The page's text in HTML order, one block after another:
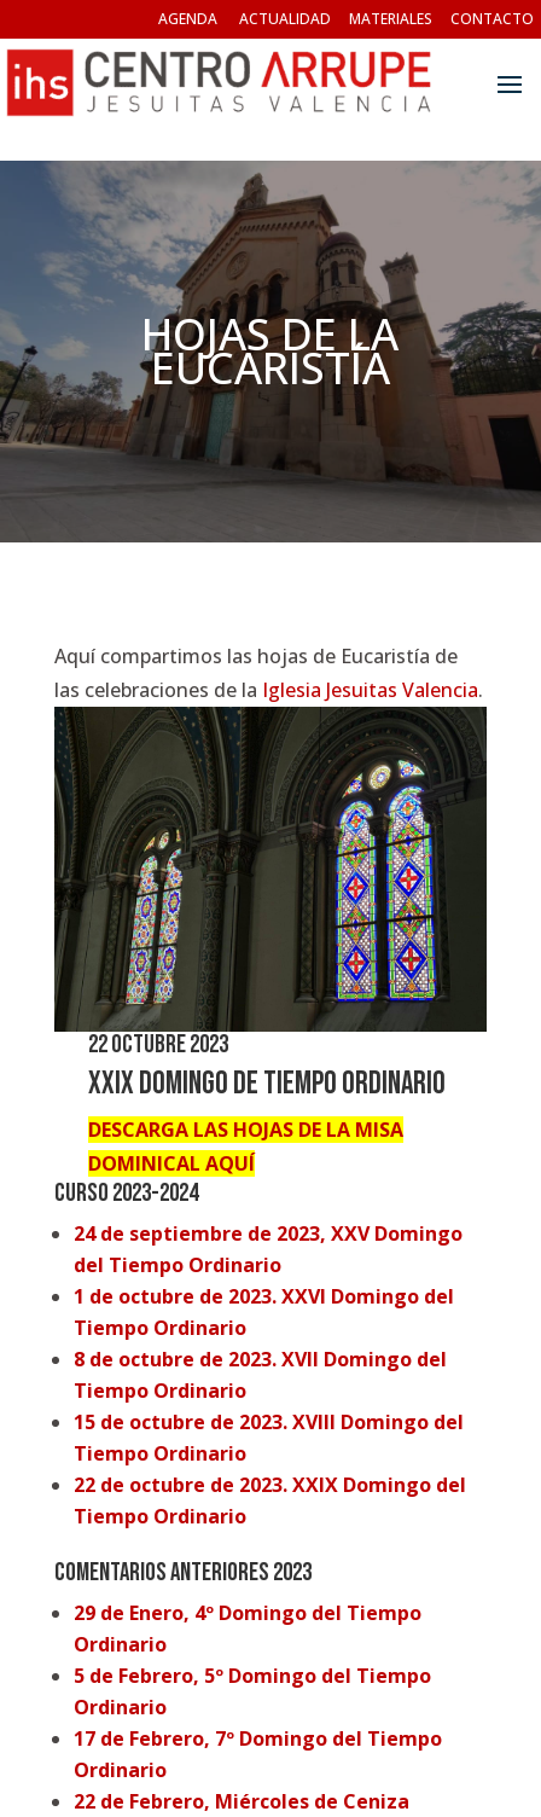
AGENDA ACTUALIDAD MATERIALES CONTACTO
HOJAS DE LA
EUCARISTÍA
Aquí compartimos las hojas de Eucaristía de
las celebraciones de la Iglesia Jesuitas Valencia.
22 octubre 2023
XXIX Domingo de Tiempo Ordinario
DESCARGA LAS HOJAS DE LA MISA
DOMINICAL AQUÍ
CURSO 2023-2024
24 de septiembre de 2023, XXV Domingo
del Tiempo Ordinario
1 de octubre de 2023. XXVI Domingo del
Tiempo Ordinario
8 de octubre de 2023. XVII Domingo del
Tiempo Ordinario
15 de octubre de 2023. XVIII Domingo del
Tiempo Ordinario
22 de octubre de 2023. XXIX Domingo del
Tiempo Ordinario
COMENTARIOS ANTERIORES 2023
29 de Enero, 4º Domingo del Tiempo
Ordinario
5 de Febrero, 5º Domingo del Tiempo
Ordinario
17 de Febrero, 7º Domingo del Tiempo
Ordinario
22 de Febrero, Miércoles de Ceniza